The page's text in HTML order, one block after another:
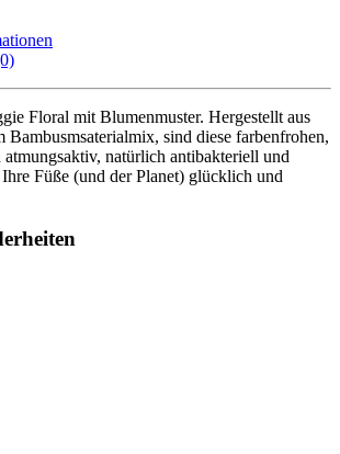
Floral mit Blumenmuster. Hergestellt aus
Bambusmsaterialmix, sind diese farbenfrohen,
atmungsaktiv, natürlich antibakteriell und
Füße (und der Planet) glücklich und